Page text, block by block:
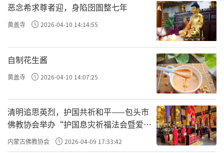
恶念希求尊者迎，身陷囹圄整七年
黄盖寺 2026-04-10 14:14:55
自制花生酱
黄盖寺 2026-04-10 14:07:25
清明追思英烈，护国共祈和平——包头市
佛教协会举办“护国息灾祈福法会暨爱国
主义电影观影活动”
内蒙古佛教协会 2026-04-09 17:33:42